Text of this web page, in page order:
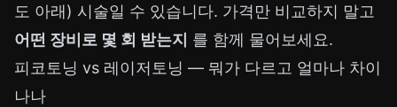
도 아래) 시술일 수 있습니다. 가격만 비교하지 말고
어떤 장비로 몇 회 받는지 를 함께 물어보세요.
피코토닝 vs 레이저토닝 — 뭐가 다르고 얼마나 차이
나나